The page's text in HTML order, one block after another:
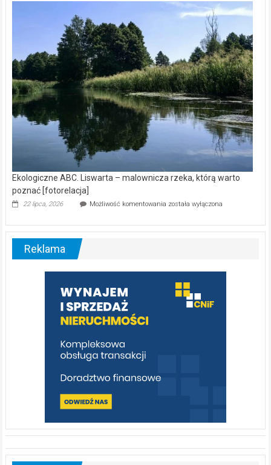
kamerą
wśród
Ekologiczne ABC. Liswarta – malownicza rzeka, którą warto
poznać [fotorelacja]
22 lipca, 2026 Możliwość komentowania Ekologiczne
–
warto
poznać
[fotorelacja]
została wyłączona
Reklama